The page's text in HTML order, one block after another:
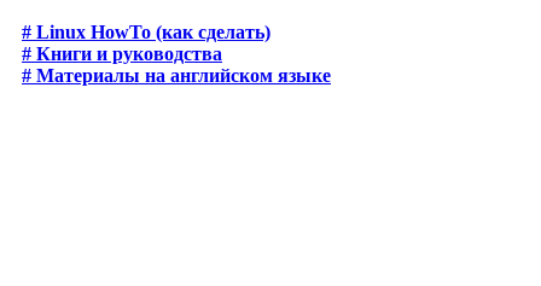
# Linux HowTo (как сделать)
# Книги и руководства
# Материалы на английском языке